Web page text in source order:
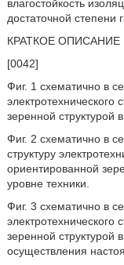
влагостойкость
достаточной степени
КРАТКОЕ ОПИСАНИЕ
[0042]
Фиг. 1 схематично в
электротехнического
зеренной структурой
Фиг. 2 схематично в
структуру
ориентированной
уровне техники.
Фиг. 3 схематично в
электротехнического
зеренной структурой
осуществления